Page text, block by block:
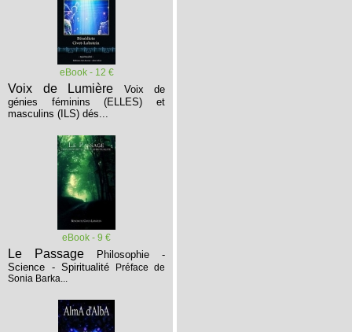
eBook - 12 €
Voix de Lumière
Voix de
génies féminins (ELLES) et
masculins (ILS) dés...
eBook - 9 €
Le Passage
Philosophie -
Science - Spiritualité
Préface de
Sonia Barka...